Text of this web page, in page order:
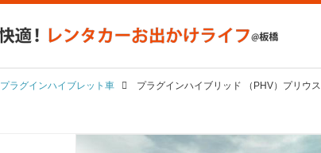
プラグインハイブレット車 プラグインハイブリッド （PHV）プリウス